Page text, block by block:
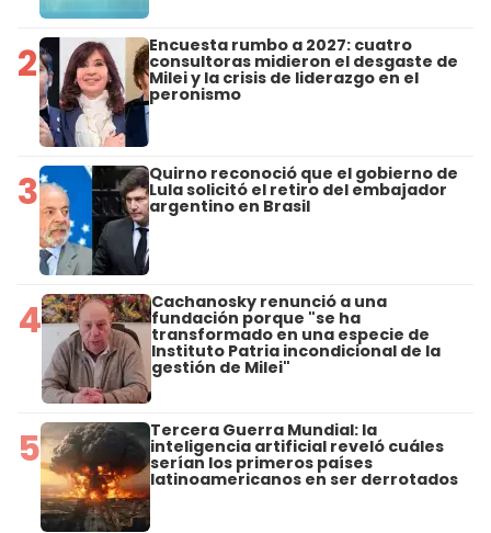
2 Encuesta rumbo a 2027: cuatro
consultoras midieron el desgaste de
Milei y la crisis de liderazgo en el
peronismo
3 Quirno reconoció que el gobierno de
Lula solicitó el retiro del embajador
argentino en Brasil
4 Cachanosky renunció a una
fundación porque "se ha
transformado en una especie de
Instituto Patria incondicional de la
gestión de Milei"
5 Tercera Guerra Mundial: la
inteligencia artificial reveló cuáles
serían los primeros países
latinoamericanos en ser derrotados